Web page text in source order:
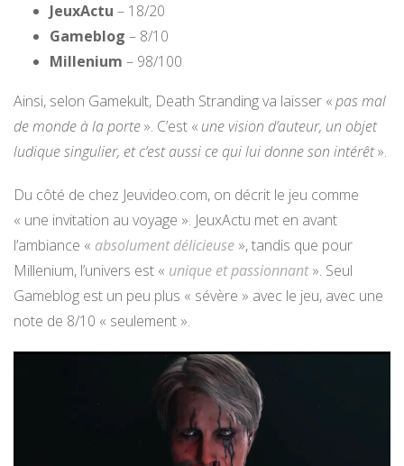
JeuxActu – 18/20
Gameblog – 8/10
Millenium – 98/100
Ainsi, selon Gamekult, Death Stranding va laisser «pas mal
de monde à la porte». C’est « une vision d’auteur, un objet
ludique singulier, et c’est aussi ce qui lui donne son intérêt».
Du côté de chez Jeuvideo.com, on décrit le jeu comme
« une invitation au voyage ». JeuxActu met en avant
l’ambiance « absolument délicieuse », tandis que pour
Millenium, l’univers est « unique et passionnant». Seul
Gameblog est un peu plus « sévère » avec le jeu, avec une
note de 8/10 « seulement ».